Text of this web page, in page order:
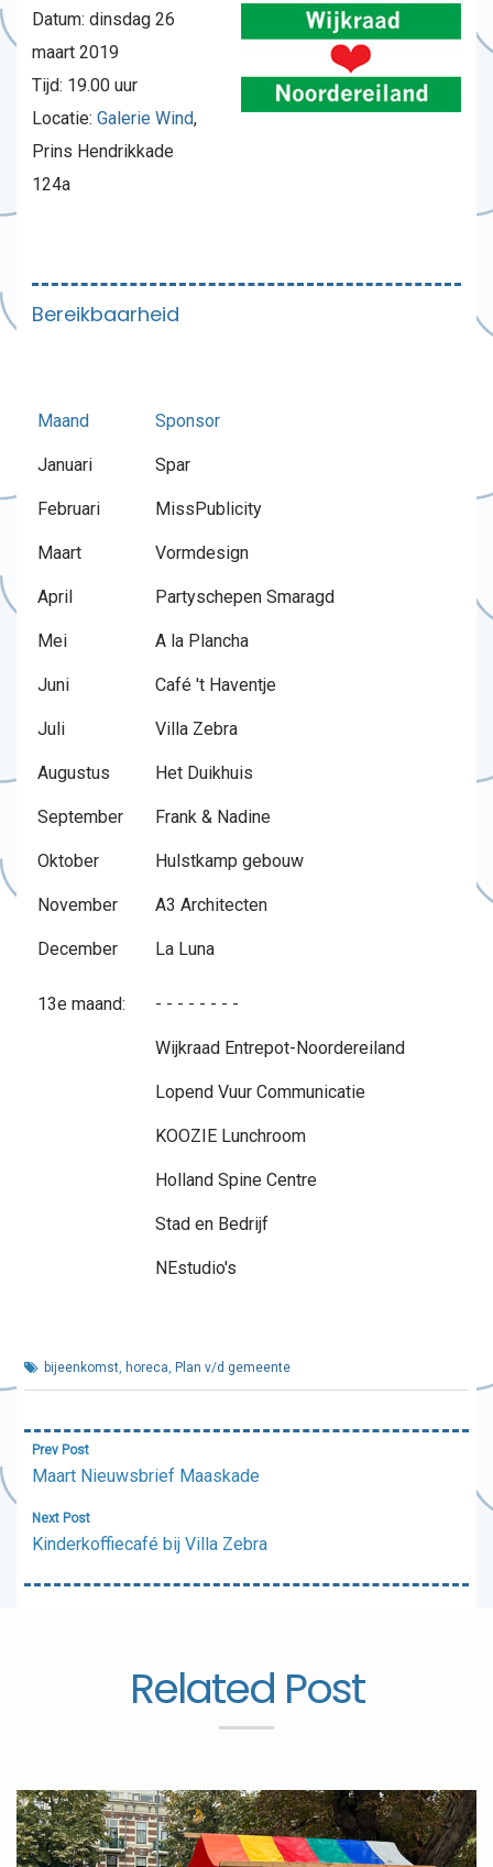
Datum: dinsdag 26
maart 2019
Tijd: 19.00 uur
Locatie: Galerie Wind,
Prins Hendrikkade
124a
Bereikbaarheid
Maand Sponsor
Januari Spar
Februari MissPublicity
Maart Vormdesign
April Partyschepen Smaragd
Mei A la Plancha
Juni Café 't Haventje
Juli Villa Zebra
Augustus Het Duikhuis
September Frank & Nadine
Oktober Hulstkamp gebouw
November A3 Architecten
December La Luna
13e maand: - - - - - - - -
Wijkraad Entrepot-Noordereiland
Lopend Vuur Communicatie
KOOZIE Lunchroom
Holland Spine Centre
Stad en Bedrijf
NEstudio's
bijeenkomst horeca Plan v/d gemeente
Bericht
navigatie
Prev Post
Maart Nieuwsbrief Maaskade
Next Post
Kinderkoffiecafé bij Villa Zebra
Related Post